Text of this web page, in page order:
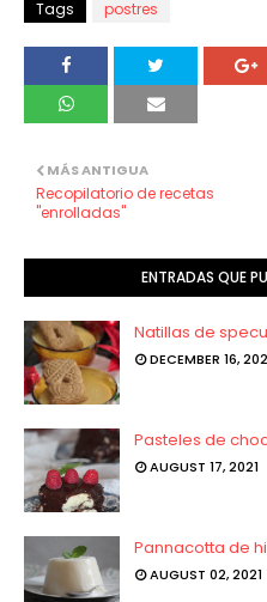
Tags postres
MÁS ANTIGUA
Recopilatorio de recetas
"enrolladas"
ENTRADAS QUE
Natillas de
DECEMBER 16,
Pasteles de
AUGUST 17, 2021
Pannacotta de
AUGUST 02, 2021